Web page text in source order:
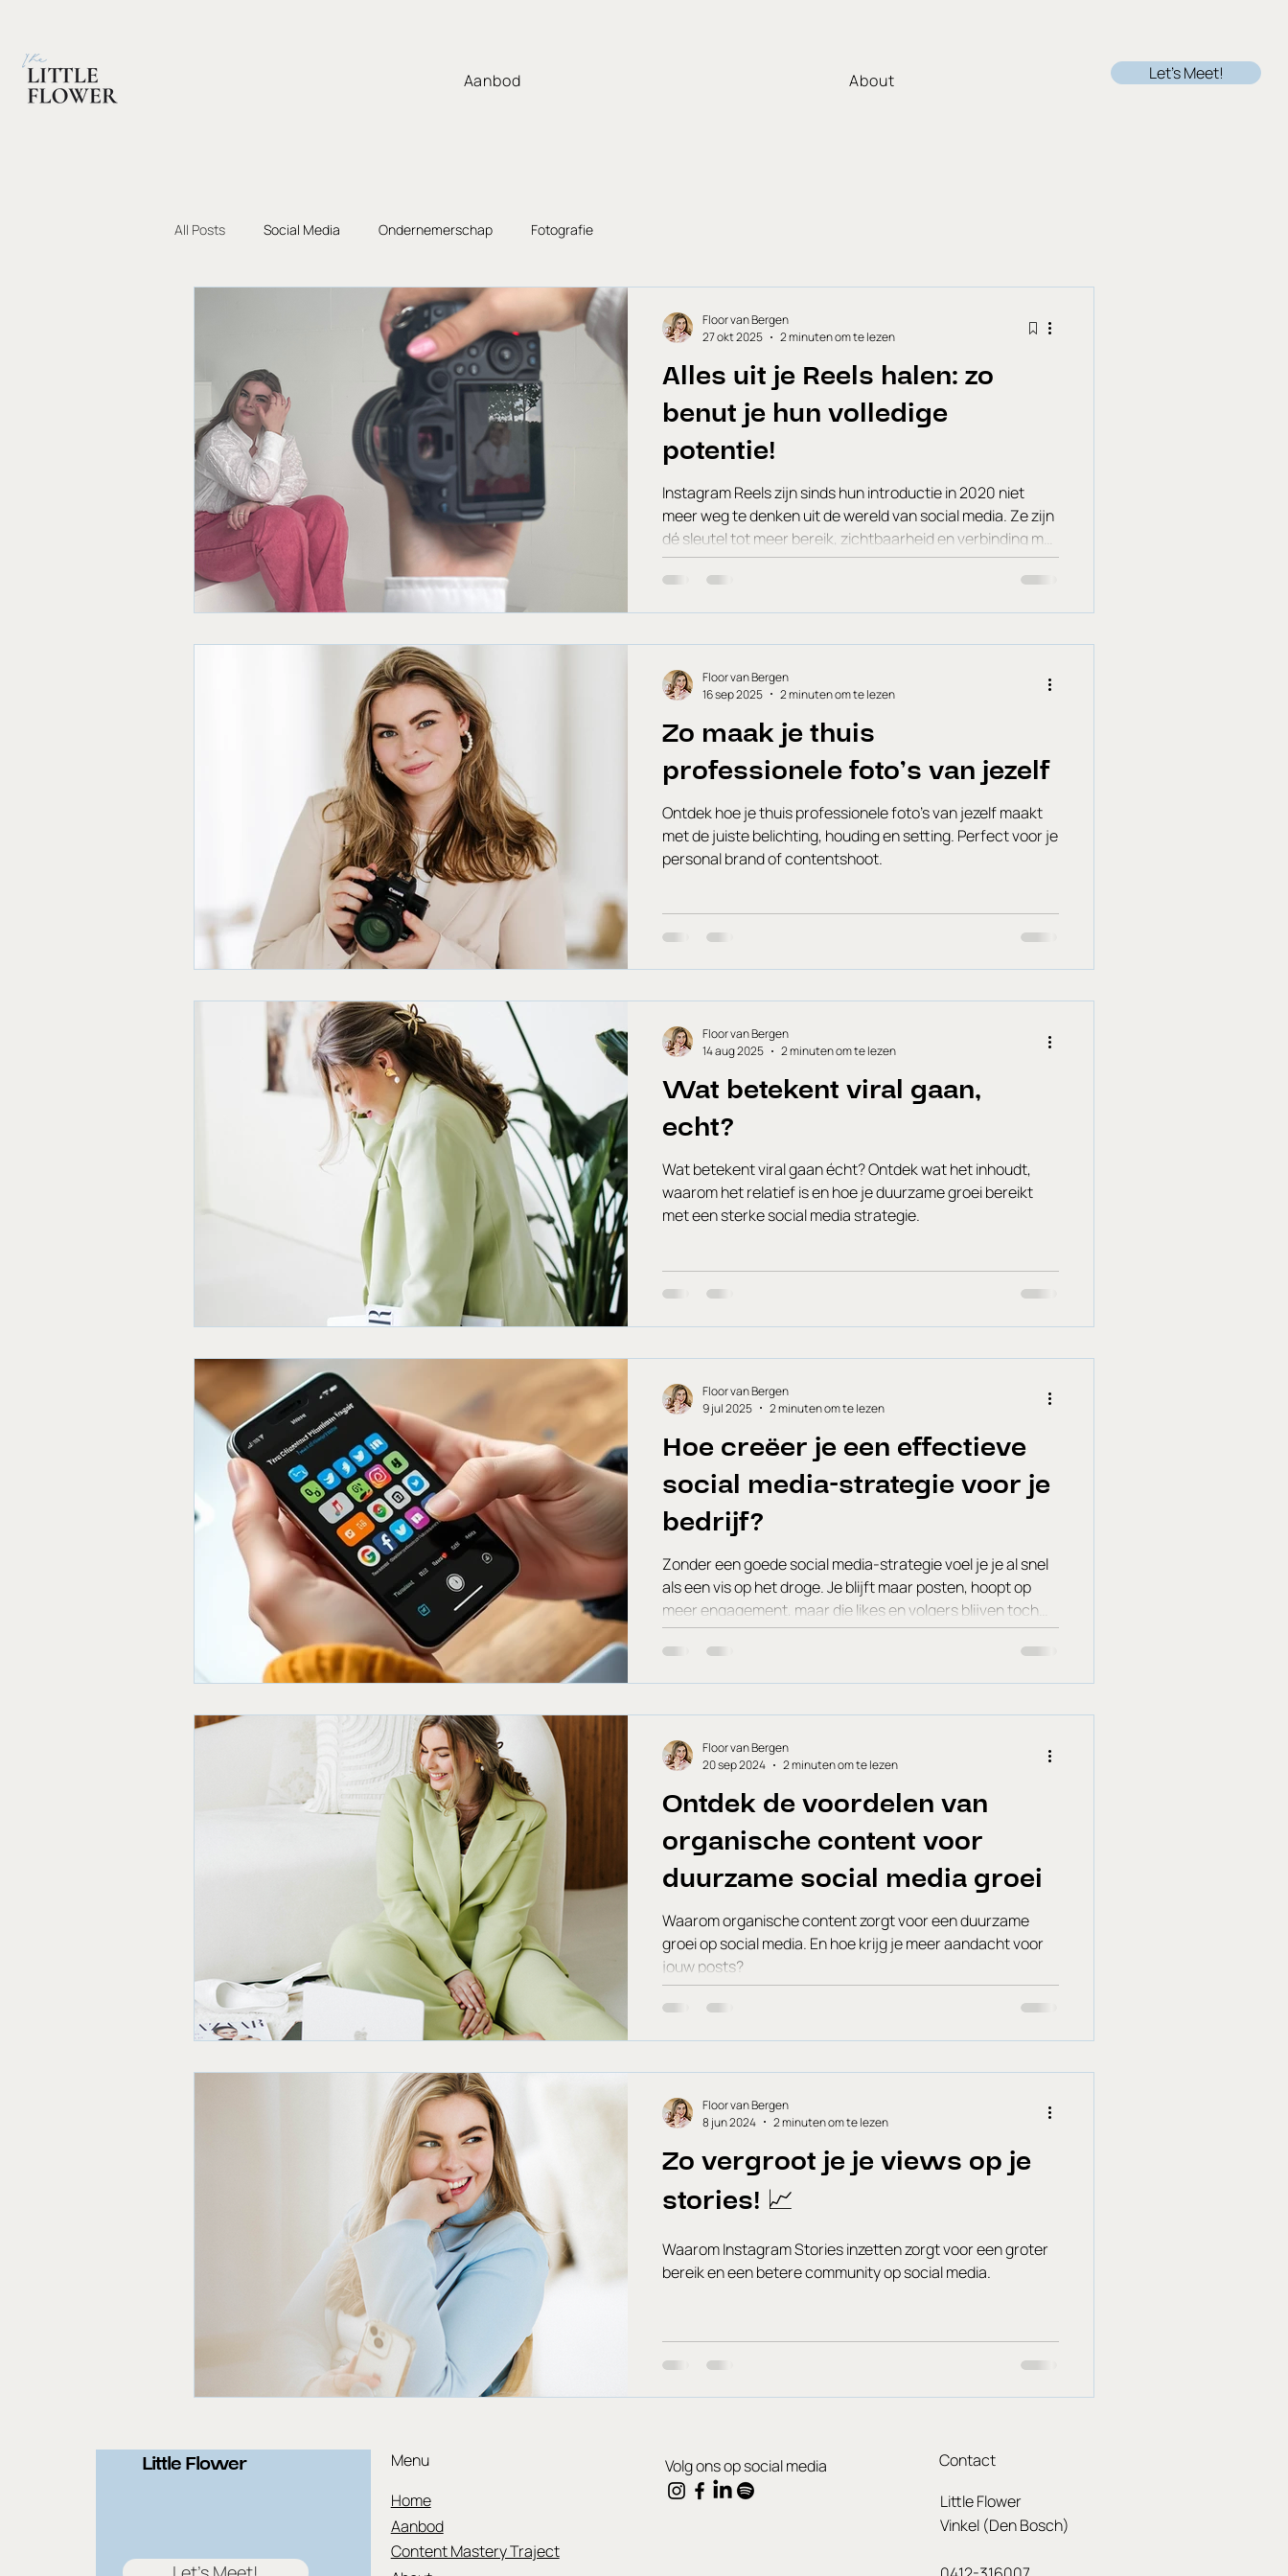
Aanbod About Let's Meet!
All Posts Social Media Ondernemerschap Fotografie
Alles uit je Reels halen: zo
benut je hun volledige
potentie!
Instagram Reels zijn sinds hun introductie in 2020 niet
meer weg te denken uit de wereld van social media. Ze zijn
dé sleutel tot meer bereik, zichtbaarheid en verbinding met
je volgers. Maar hoe haal je nu écht alles uit deze krachtige
tool In deze blog ontdek je de voordelen van Reels , wat er
in de toekomst gaat werken én hoe jij Reels strategisch
interactie op I
Floor van Bergen
27 okt 2025
2 minuten om te lezen
Zo maak je thuis
professionele foto’s van jezelf
Ontdek hoe je thuis professionele foto’s van jezelf maakt
met de juiste belichting, houding en setting. Perfect voor je
personal brand of contentshoot.
Floor van Bergen
16 sep 2025
2 minuten om te lezen
Wat betekent viral gaan,
echt?
Wat betekent viral gaan écht? Ontdek wat het inhoudt,
waarom het relatief is en hoe je duurzame groei bereikt
met een sterke social media strategie.
Floor van Bergen
14 aug 2025
2 minuten om te lezen
Hoe creëer je een effectieve
social media-strategie voor je
bedrijf?
Zonder een goede social media-strategie voel je je al snel
als een vis op het droge. Je blijft maar posten, hoopt op
meer engagement, maar die likes en volgers blijven toch
een beetje uit. Herkenbaar? No worries, ik help je! Een
social media-strategie is de fundering van jouw online
succes. Het geeft richting aan je content, helpt je doelen
voor-stap gids, zodat j
Floor van Bergen
9 jul 2025
2 minuten om te lezen
Ontdek de voordelen van
organische content voor
duurzame social media groei
Waarom organische content zorgt voor een duurzame
groei op social media. En hoe krijg je meer aandacht voor
jouw posts?
Floor van Bergen
20 sep 2024
2 minuten om te lezen
Zo vergroot je je views op je
stories! 📈
Waarom Instagram Stories inzetten zorgt voor een groter
bereik en een betere community op social media.
Floor van Bergen
8 jun 2024
2 minuten om te lezen
Little Flower
Menu
Home
Aanbod
Content Mastery Traject
Volg ons op social media
Contact
Little Flower
Vinkel (Den Bosch)